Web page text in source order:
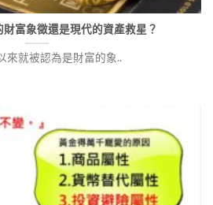
富象徵還是現代的資產救星？
來就被認為是財富的象..